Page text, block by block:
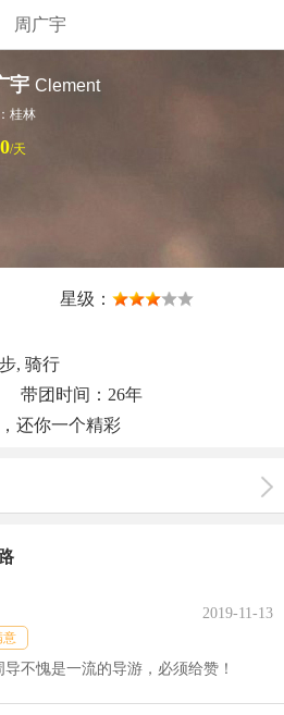
周广宇
宇 Clement
桂林
/天
星级：
, 骑行
带团时间：26年
还你一个精彩
意
2019-11-13
不愧是一流的导游，必须给赞！